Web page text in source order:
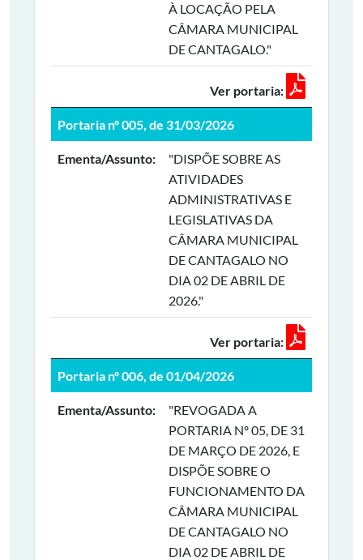
À LOCAÇÃO PELA
CÂMARA MUNICIPAL
DE CANTAGALO."
Ver portaria:
Portaria nº 005, de 31/03/2026
Ementa/Assunto:
"DISPÕE SOBRE AS
ATIVIDADES
ADMINISTRATIVAS E
LEGISLATIVAS DA
CÂMARA MUNICIPAL
DE CANTAGALO NO
DIA 02 DE ABRIL DE
2026."
Ver portaria:
Portaria nº 006, de 01/04/2026
Ementa/Assunto:
"REVOGADA A
PORTARIA Nº 05, DE 31
DE MARÇO DE 2026, E
DISPÕE SOBRE O
FUNCIONAMENTO DA
CÂMARA MUNICIPAL
DE CANTAGALO NO
DIA 02 DE ABRIL DE